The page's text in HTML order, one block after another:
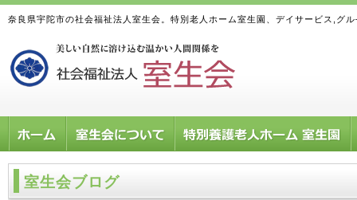
奈良県宇陀市の社会福祉法人室生会。特別老人ホーム室生園、デイサービス,グ
室生会ブログ